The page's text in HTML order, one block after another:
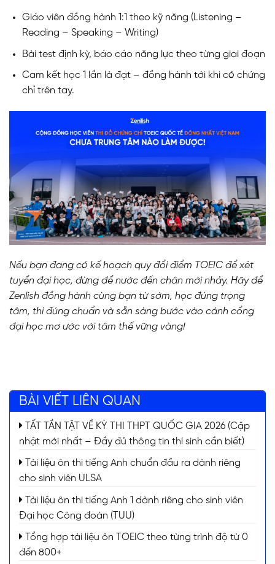
Giáo viên đồng hành 1:1 theo kỹ năng (Listening –
Reading – Speaking – Writing)
Bài test định kỳ, báo cáo năng lực theo từng giai đoạn
Cam kết học 1 lần là đạt – đồng hành tới khi có chứng
chỉ trên tay.
Nếu bạn đang có kế hoạch quy đổi điểm TOEIC để xét
tuyển đại học, đừng để nước đến chân mới nhảy. Hãy để
Zenlish đồng hành cùng bạn từ sớm, học đúng trọng
tâm, thi đúng chuẩn và sẵn sàng bước vào cánh cổng
đại học mơ ước với tâm thế vững vàng!
BÀI VIẾT LIÊN QUAN
TẤT TẦN TẬT VỀ KỲ THI THPT QUỐC GIA 2026 (Cập
nhật mới nhất – Đầy đủ thông tin thí sinh cần biết)
Tài liệu ôn thi tiếng Anh chuẩn đầu ra dành riêng
cho sinh viên ULSA
Tài liệu ôn thi tiếng Anh 1 dành riêng cho sinh viên
Đại học Công đoàn (TUU)
Tổng hợp tài liệu ôn TOEIC theo từng trình độ từ 0
đến 800+